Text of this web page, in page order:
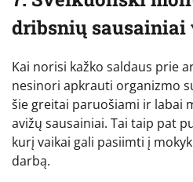
dribsnių sausainiai
Kai norisi kažko saldaus prie
nesinori apkrauti organizmo
šie greitai paruošiami ir labai
avižų sausainiai. Tai taip pat
kurį vaikai gali pasiimti į
darbą.